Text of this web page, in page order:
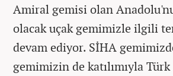
Amiral gemisi olan
olacak uçak gemimizle ilgili
devam ediyor. SİHA
gemimizin de katılımıyla